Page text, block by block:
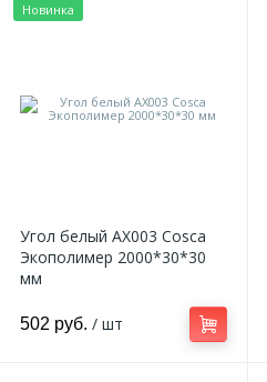
Новинка
Угол белый AX003 Cosca
Экополимер 2000*30*30
мм
502 руб. / шт